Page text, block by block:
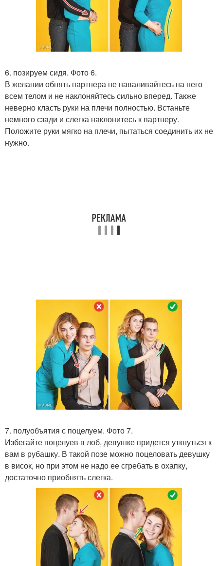
6. позируем сидя. Фото 6.
В желании обнять партнера не наваливайтесь на него
всем телом и не наклоняйтесь сильно вперед. Также
неверно класть руки на плечи полностью. Встаньте
немного сзади и слегка наклонитесь к партнеру.
Положите руки мягко на плечи, пытаться соединить их не
нужно.
7. полуобъятия с поцелуем. Фото 7.
Избегайте поцелуев в лоб, девушке придется уткнуться к
вам в рубашку. В такой позе можно поцеловать девушку
в висок, но при этом не надо ее сгребать в охапку,
достаточно приобнять слегка.